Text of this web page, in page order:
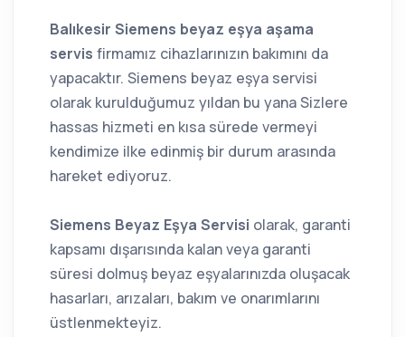
Balıkesir Siemens beyaz eşya aşama
servis firmamız cihazlarınızın bakımını da
yapacaktır. Siemens beyaz eşya servisi
olarak kurulduğumuz yıldan bu yana Sizlere
hassas hizmeti en kısa sürede vermeyi
kendimize ilke edinmiş bir durum arasında
hareket ediyoruz.
Siemens Beyaz Eşya Servisi olarak, garanti
kapsamı dışarısında kalan veya garanti
süresi dolmuş beyaz eşyalarınızda oluşacak
hasarları, arızaları, bakım ve onarımlarını
üstlenmekteyiz.